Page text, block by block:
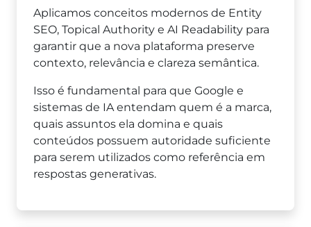
Aplicamos conceitos modernos de Entity
SEO, Topical Authority e AI Readability para
garantir que a nova plataforma preserve
contexto, relevância e clareza semântica.
Isso é fundamental para que Google e
sistemas de IA entendam quem é a marca,
quais assuntos ela domina e quais
conteúdos possuem autoridade suficiente
para serem utilizados como referência em
respostas generativas.